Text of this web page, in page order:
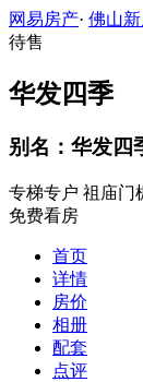
网易房产· 佛山
待售
华发四季
别名：华发四
专梯专户 祖庙门
免费看房
首页
详情
房价
相册
配套
点评